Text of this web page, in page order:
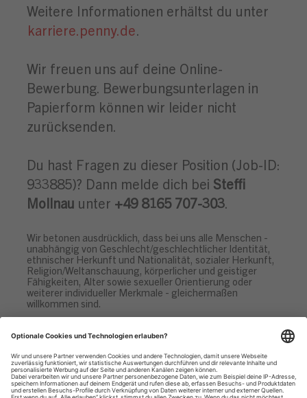
Weitere Informationen erhältst du unter
karriere.penny.de.
Wir freuen uns auf deine Online-
Bewerbung. Bewerbungsunterlagen in
Papierform können wir leider nicht
zurücksenden.
Du hast Fragen zu dieser Position (Job-ID:
933885)? Dann melde dich bei Steffi
Mollnau unter +49 8165 707-303.
Wir betonen ausdrücklich, dass bei uns alle Menschen -
unabhängig von Geschlecht/geschlechtlicher Identität,
ethnischer Herkunft und Nationalität, sozialer Herkunft,
Religion/Weltanschauung, körperlicher und geistiger
Fähigkeiten, Alter sowie sexueller Orientierung oder
weiterer individueller Merkmale - gleichermaßen
willkommen sind.
Datenschutzhinweise